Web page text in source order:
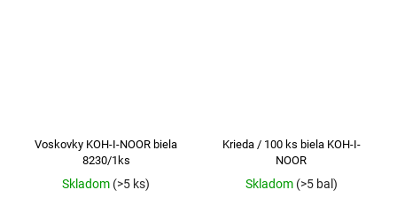
Voskovky KOH-I-NOOR biela
8230/1ks
Skladom (>5 ks)
Krieda / 100 ks biela KOH-I-
NOOR
Skladom (>5 bal)